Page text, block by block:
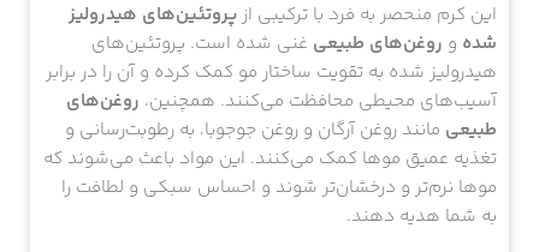
این کرم منحصر به فرد با ترکیبی از پروتئین‌های هیدرولیز
شده و روغن‌های طبیعی غنی شده است. پروتئین‌های
هیدرولیز شده به تقویت ساختار مو کمک کرده و آن را در برابر
آسیب‌های محیطی محافظت می‌کنند. همچنین، روغن‌های
طبیعی مانند روغن آرگان و روغن جوجوبا، به رطوبت‌رسانی و
تغذیه عمیق موها کمک می‌کنند. این مواد باعث می‌شوند که
موها نرم‌تر و درخشان‌تر شوند و احساس سبکی و لطافت را
به شما هدیه دهند.